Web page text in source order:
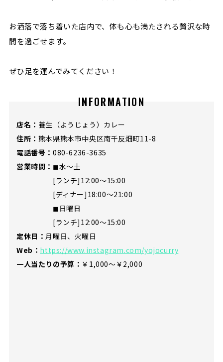
お洒落で落ち着いた店内で、体も心も満たされる贅沢な時
間を過ごせます。
ぜひ足を運んでみてください！
INFORMATION
店名： 養生（ようじょう）カレー
住所： 熊本県熊本市中央区南千反畑町11-8
電話番号： 080-6236-3635
営業時間： ◼︎水〜土
[ランチ]12:00～15:00
[ディナー]18:00〜21:00
◼︎日曜日
[ランチ]12:00〜15:00
定休日： 月曜日、火曜日
Web： https://www.instagram.com/yojocurry
一人当たりの予算： ￥1,000～￥2,000